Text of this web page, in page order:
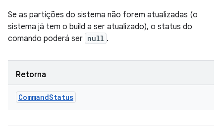
Se as partições do sistema não forem atualizadas (o
sistema já tem o build a ser atualizado), o status do
comando poderá ser null .
Retorna
CommandStatus